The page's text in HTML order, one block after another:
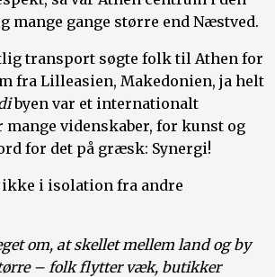
mange gange større end Næstved.
transport søgte folk til Athen for
fra Lilleasien, Makedonien, ja helt
byen var et internationalt
videnskaber, for kunst og
for det på græsk: Synergi!
i isolation fra andre
om, at skellet mellem land og by
– folk flytter væk, butikker